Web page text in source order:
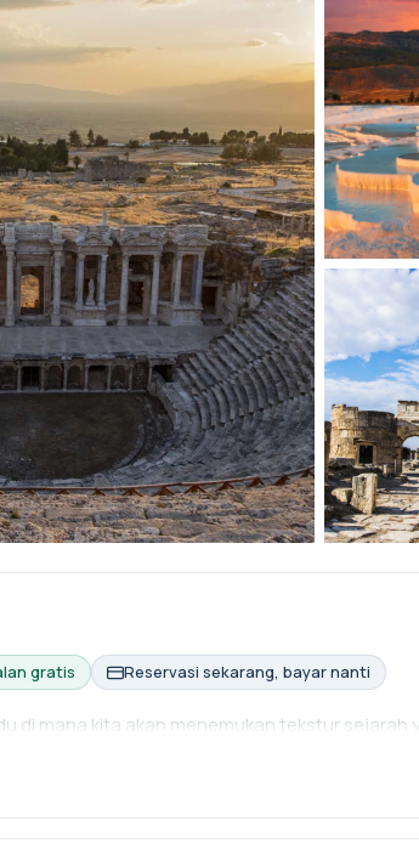
gratis Reservasi sekarang, bayar nanti
di mana kita akan menemukan tekstur sejarah